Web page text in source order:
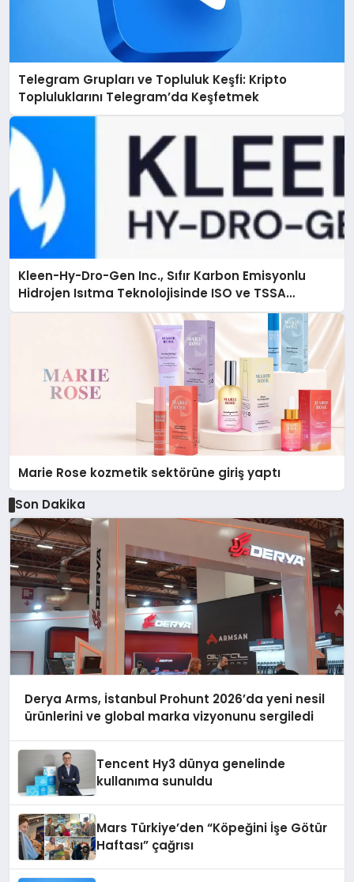
Telegram Grupları ve Topluluk Keşfi: Kripto
Topluluklarını Telegram’da Keşfetmek
Kleen-Hy-Dro-Gen Inc., Sıfır Karbon Emisyonlu
Hidrojen Isıtma Teknolojisinde ISO ve TSSA
Düzenleyici Onaylarını Aldı
Marie Rose kozmetik sektörüne giriş yaptı
Son Dakika
Derya Arms, İstanbul Prohunt 2026’da yeni nesil
ürünlerini ve global marka vizyonunu sergiledi
Tencent Hy3 dünya genelinde
kullanıma sunuldu
Mars Türkiye’den “Köpeğini İşe Götür
Haftası” çağrısı